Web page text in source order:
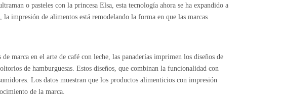
o pasteles con la princesa Elsa, esta tecnología ahora se ha expandido a
impresión de alimentos está remodelando la forma en que las marcas
marca en el arte de café con leche, las panaderías imprimen los diseños de
de hamburguesas. Estos diseños, que combinan la funcionalidad con
Los datos muestran que los productos alimenticios con impresión
de la marca.